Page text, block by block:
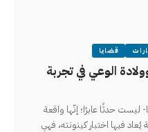
قضايا
الوعي في تجربة
حدثًا عابرًا؛ إنّها واقعة
فيها اختبار كينونته، فهي